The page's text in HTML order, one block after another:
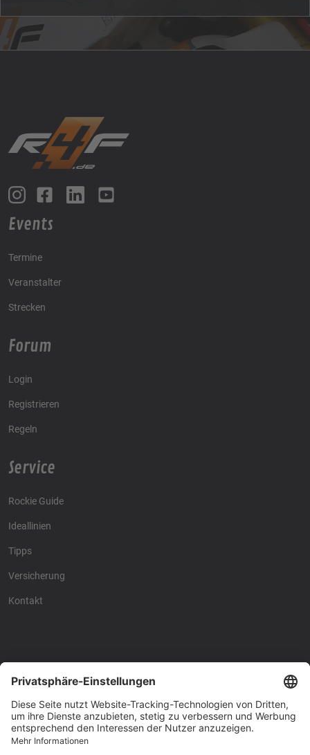
Events
Termine
Veranstalter
Strecken
Forum
Login
Registrieren
Regeln
Service
Rockie Guide
Ideallinien
Tipps
Versicherung
Kontakt
Racing4fun - Alles über
Racing4fun - Alles über